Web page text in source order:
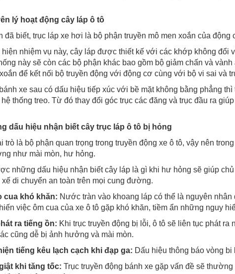
lý hoạt động cây láp ô tô
đã biết, trục láp xe hơi là bộ phận truyền mô men xoắn của
nhiệm vụ này, cây láp được thiết kế với các khớp không đổi
này sẽ còn các bộ phận khác bao gồm bộ giảm chấn và
để kết nối bộ truyền động với động cơ cùng với bộ vi sai và
xe sau có dấu hiệu tiếp xúc với bề mặt không bằng phẳng
thống treo. Từ đó thay đổi góc trục các đăng và trục đầu ra
dấu hiệu nhận biết cây trục láp ô tô bị hỏng
trò là bộ phận quan trọng trong truyền động xe ô tô, vậy nên
như mài mòn, hư hỏng.
những dấu hiệu nhận biết cây láp là gì khi hư hỏng sẽ giúp
xế di chuyển an toàn trên mọi cung đường.
cua khó khăn: Nước tràn vào khoang láp có thể là nguyên
việc ôm cua của xe ô tô gặp khó khăn, tiềm ẩn những nguy
ra tiếng ồn: Khi trục truyền động bị lỗi, ô tô sẽ liên tục phát
cũng dễ bị ảnh hưởng và mài mòn.
tiếng kêu lạch cạch khi đạp ga: Dấu hiệu thông báo vòng
khi tăng tốc: Trục truyền động bánh xe gặp vấn đề sẽ